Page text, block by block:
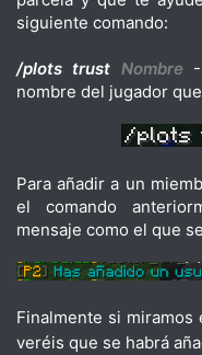
siguiente comando:
/plots trust Nombre
nombre del jugador
Para añadir a un
el comando
mensaje como el que
Finalmente si miramos
veréis que se habrá